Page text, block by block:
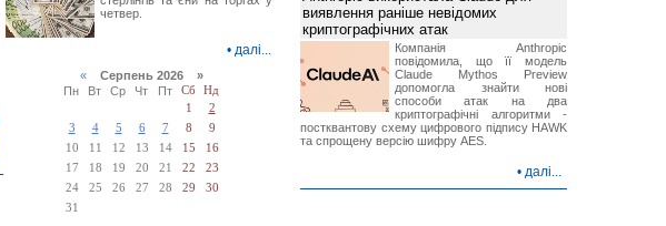
четвер.
• далі...
«Серпень 2026 »
Пн
Вт Ср Чт Пт Сб
Нд
1
2
3
4 5 6 7 8
9
10
11 12 13 14 15
16
17
18 19 20 21 22
23
24
25 26 27 28 29
30
31
виявлення раніше невідомих
криптографічних атак
Компанія Anthropic
повідомила, що її модель
Claude Mythos Preview
допомогла знайти нові
способи атак на два
криптографічні алгоритми -
постквантову схему цифрового підпису HAWK
та спрощену версію шифру AES.
• далі...